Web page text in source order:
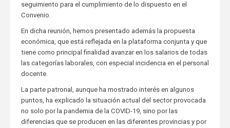
seguimiento para el cumplimiento de lo dispuesto en el
Convenio.
En dicha reunión, hemos presentado además la propuesta
económica, que está reflejada en la plataforma conjunta y que
tiene como principal finalidad avanzar en los salarios de todas
las categorías laborales, con especial incidencia en el personal
docente.
La parte patronal, aunque ha mostrado interés en algunos
puntos, ha explicado la situación actual del sector provocada
no solo por la pandemia de la COVID-19, sino por las
diferencias que se producen en las diferentes provincias y por